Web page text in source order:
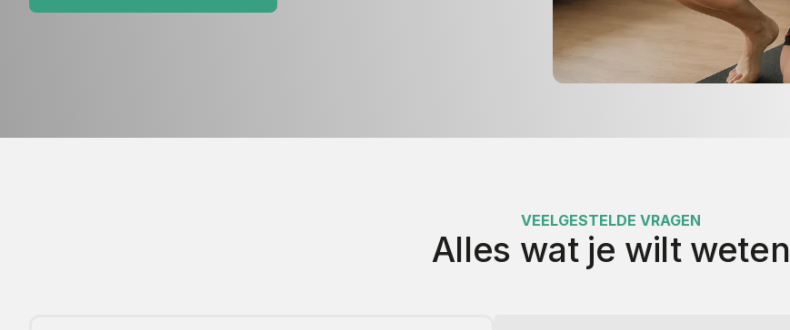
VEELGESTELDE VRAGEN
Alles wat je wilt weten